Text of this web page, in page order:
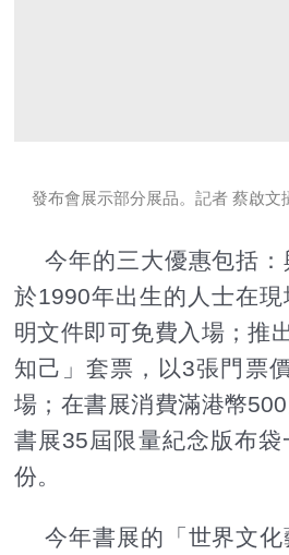
發布會展示部分展品。記者 蔡啟文
今年的三大優惠包括：
於1990年出生的人士在
明文件即可免費入場；推
知己」套票，以3張門票
場；在書展消費滿港幣
書展35屆限量紀念版布
份。
今年書展的「世界文化